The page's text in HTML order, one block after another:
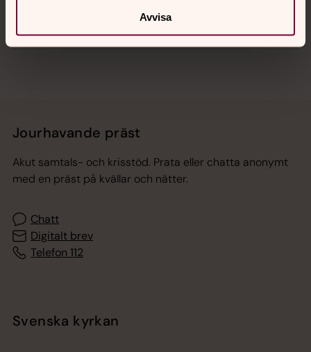
Avvisa
Jourhavande präst
Akut samtals- och krisstöd. Prata eller chatta anonymt
med en präst på kvällar och nätter.
Chatt
Digitalt brev
Telefon 112
Svenska kyrkan